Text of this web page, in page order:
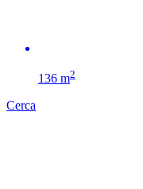
136 m2
Cerca